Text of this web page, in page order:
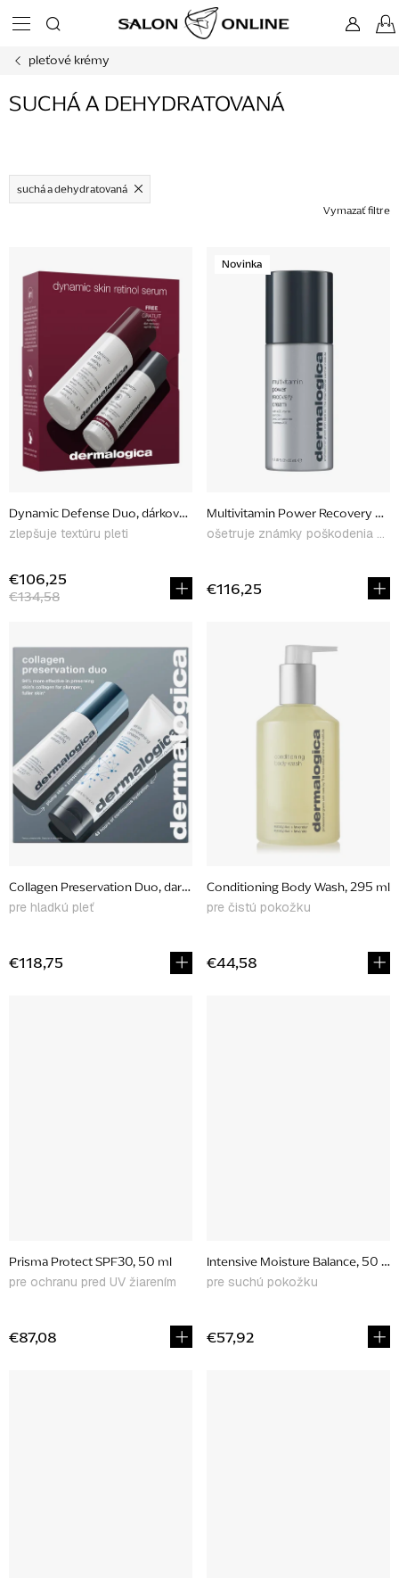
na
pleťové krémy
SUCHÁ A DEHYDRATOVANÁ
suchá a dehydratovaná
Vymazať filtre
p
u
k
o
v
Dynamic Defense Duo, dárkové balení
zlepšuje textúru pleti
€134,58
€106,25
Novinka
Multivitamin Power Recovery
ošetruje známky poškodenia pleti
€116,25
Collagen Preservation Duo, darčekový set
pre hladkú pleť
€118,75
Conditioning Body Wash, 295 ml
pre čistú pokožku
€44,58
Prisma Protect SPF30, 50 ml
pre ochranu pred UV žiarením
€87,08
Intensive Moisture Balance, 50 ml
pre suchú pokožku
€57,92